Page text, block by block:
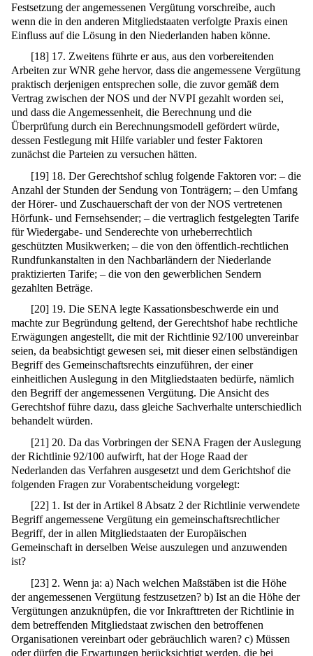
Festsetzung der angemessenen Vergütung vorschreibe, auch
wenn die in den anderen Mitgliedstaaten verfolgte Praxis einen
Einfluss auf die Lösung in den Niederlanden haben könne.
[18] 17. Zweitens führte er aus, aus den vorbereitenden
Arbeiten zur WNR gehe hervor, dass die angemessene Vergütung
praktisch derjenigen entsprechen solle, die zuvor gemäß dem
Vertrag zwischen der NOS und der NVPI gezahlt worden sei,
und dass die Angemessenheit, die Berechnung und die
Überprüfung durch ein Berechnungsmodell gefördert würde,
dessen Festlegung mit Hilfe variabler und fester Faktoren
zunächst die Parteien zu versuchen hätten.
[19] 18. Der Gerechtshof schlug folgende Faktoren vor: – die
Anzahl der Stunden der Sendung von Tonträgern; – den Umfang
der Hörer- und Zuschauerschaft der von der NOS vertretenen
Hörfunk- und Fernsehsender; – die vertraglich festgelegten Tarife
für Wiedergabe- und Senderechte von urheberrechtlich
geschützten Musikwerken; – die von den öffentlich-rechtlichen
Rundfunkanstalten in den Nachbarländern der Niederlande
praktizierten Tarife; – die von den gewerblichen Sendern
gezahlten Beträge.
[20] 19. Die SENA legte Kassationsbeschwerde ein und
machte zur Begründung geltend, der Gerechtshof habe rechtliche
Erwägungen angestellt, die mit der Richtlinie 92/100 unvereinbar
seien, da beabsichtigt gewesen sei, mit dieser einen selbständigen
Begriff des Gemeinschaftsrechts einzuführen, der einer
einheitlichen Auslegung in den Mitgliedstaaten bedürfe, nämlich
den Begriff der angemessenen Vergütung. Die Ansicht des
Gerechtshof führe dazu, dass gleiche Sachverhalte unterschiedlich
behandelt würden.
[21] 20. Da das Vorbringen der SENA Fragen der Auslegung
der Richtlinie 92/100 aufwirft, hat der Hoge Raad der
Nederlanden das Verfahren ausgesetzt und dem Gerichtshof die
folgenden Fragen zur Vorabentscheidung vorgelegt:
[22] 1. Ist der in Artikel 8 Absatz 2 der Richtlinie verwendete
Begriff angemessene Vergütung ein gemeinschaftsrechtlicher
Begriff, der in allen Mitgliedstaaten der Europäischen
Gemeinschaft in derselben Weise auszulegen und anzuwenden
ist?
[23] 2. Wenn ja: a) Nach welchen Maßstäben ist die Höhe
der angemessenen Vergütung festzusetzen? b) Ist an die Höhe der
Vergütungen anzuknüpfen, die vor Inkrafttreten der Richtlinie in
dem betreffenden Mitgliedstaat zwischen den betroffenen
Organisationen vereinbart oder gebräuchlich waren? c) Müssen
oder dürfen die Erwartungen berücksichtigt werden, die bei